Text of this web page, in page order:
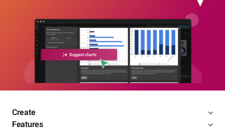
Create
Features